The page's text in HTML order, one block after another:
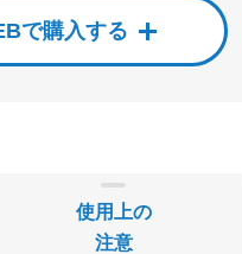
で購入する
使用上の
注意